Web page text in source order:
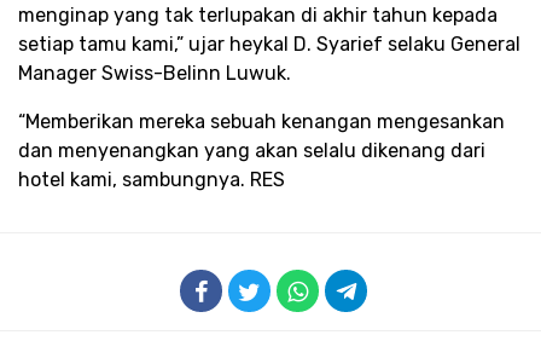
menginap yang tak terlupakan di akhir tahun kepada
setiap tamu kami,” ujar heykal D. Syarief selaku General
Manager Swiss-Belinn Luwuk.
“Memberikan mereka sebuah kenangan mengesankan
dan menyenangkan yang akan selalu dikenang dari
hotel kami, sambungnya. RES